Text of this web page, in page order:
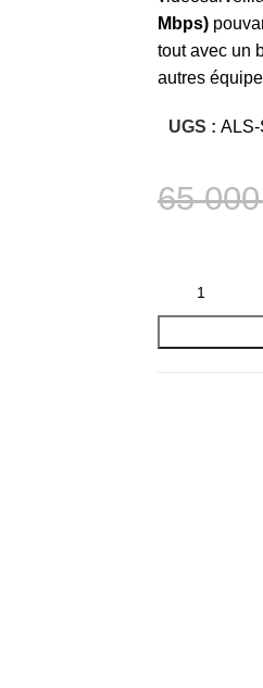
Mbps)
tout avec un
autres
UGS :
65